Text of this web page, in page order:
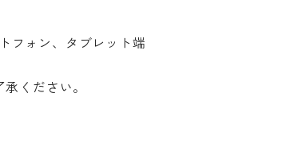
フォン、タブレット端
ください。